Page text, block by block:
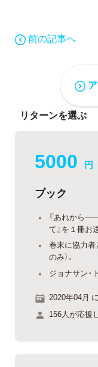
前の記事へ
リターンを選ぶ
5000 円
ブック
『あれから
て』を１冊お
巻末に協力者
のみ）。
ジョナサン・
2020年04月
156人が応援